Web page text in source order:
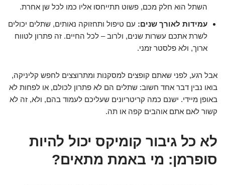
השתל הוא חלק מכם, פשוט תתייחסו אליו כמו לכל שן אחרת.
עמידות לאורך שנים: עם טיפול ותחזוקה נאותים, שתלים יכולים
לשרת אתכם עשרות שנים, ולרוב – לכל החיים. זה פתרון לטווח
ארוך, ולא פלסטר זמני.
אבל רגע, לפני שאתם קופצים למסקנות ומתרוצצים לחפש קליניקה,
בואו נבין דבר אחד חשוב: שתלים הם לא פתרון לכולם, או לפחות לא
באופן מיידי. ישנם כמה קריטריונים שעליכם לעמוד בהם, ולא, זה לא
קשור לאם אתם אוהבים קפה או תה.
לא כל גיבור קומיקס יכול להיות
סופרמן: מי באמת מתאים?